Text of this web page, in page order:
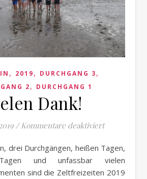
, 2019, DURCHGANG 3,
2, DURCHGANG 1
Dank!
/ Kommentare deaktiviertfür Vielen
und unfassbar vielen
sind die Zeltfreizeiten 2019